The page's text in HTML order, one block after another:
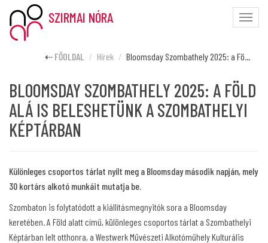
Toggle
SZIRMAI NÓRA
FŐOLDAL Hírek Bloomsday Szombathely 2025: a Fö...
BLOOMSDAY SZOMBATHELY 2025: A FÖLD
ALÁ IS BELESHETÜNK A SZOMBATHELYI
KÉPTÁRBAN
Különleges csoportos tárlat nyílt meg a Bloomsday második napján, mely
30 kortárs alkotó munkáit mutatja be.
Szombaton is folytatódott a kiállításmegnyitók sora a Bloomsday
keretében. A Föld alatt című, különleges csoportos tárlat a Szombathelyi
Képtárban lelt otthonra, a Westwerk Művészeti Alkotóműhely Kulturális